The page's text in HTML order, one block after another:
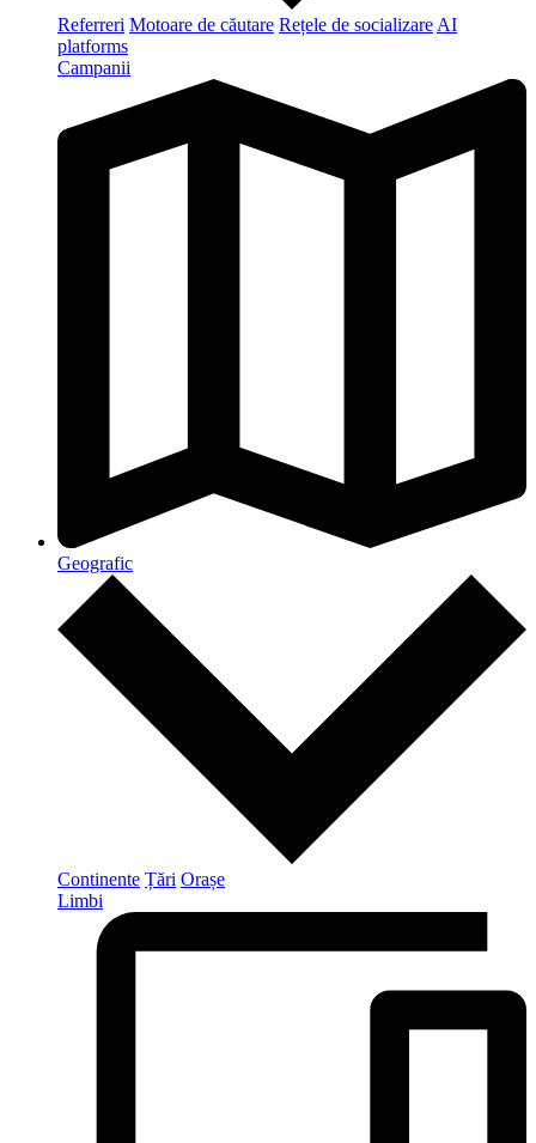
Referreri Motoare de căutare Rețele de socializare AI
platforms
Campanii
Geografic
Continente Țări Orașe
Limbi